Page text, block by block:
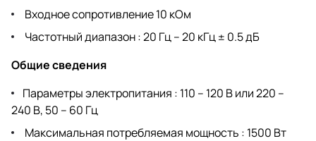
Входное сопротивление 10 кОм
Частотный диапазон : 20 Гц – 20 кГц ± 0.5 дБ
Общие сведения
Параметры электропитания : 110 – 120 В или 220 –
240 В, 50 – 60 Гц
Максимальная потребляемая мощность : 1500 Вт